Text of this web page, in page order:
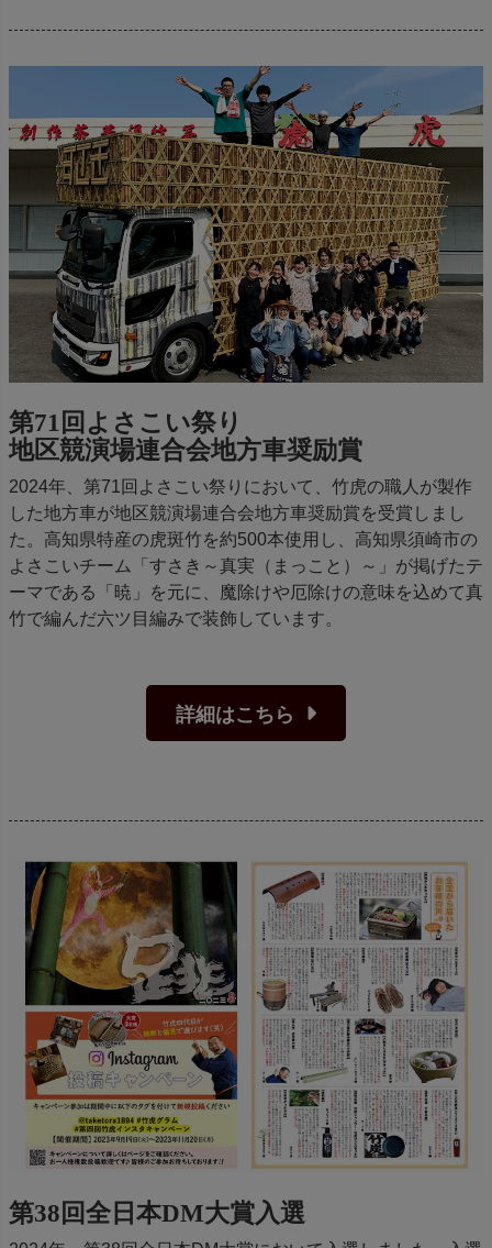
第71回よさこい祭り
地区競演場連合会地方車奨励賞
2024年、第71回よさこい祭りにおいて、竹虎の職人が製作
した地方車が地区競演場連合会地方車奨励賞を受賞しまし
た。高知県特産の虎斑竹を約500本使用し、高知県須崎市の
よさこいチーム「すさき～真実（まっこと）～」が掲げたテ
ーマである「暁」を元に、魔除けや厄除けの意味を込めて真
竹で編んだ六ツ目編みで装飾しています。
詳細はこちら
第38回全日本DM大賞入選